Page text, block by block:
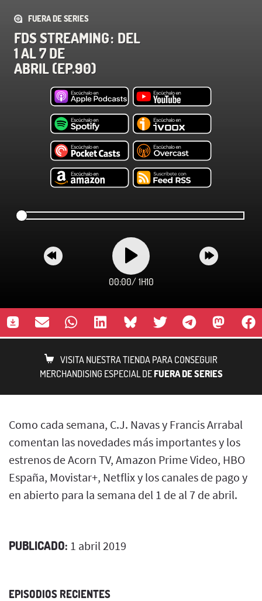
FUERA DE SERIES
FDS STREAMING : DEL
1 AL 7 DE
ABRIL (EP.90)
00:00/ 1H10
VISITA NUESTRA TIENDA PARA CONSEGUIR
MERCHANDISING ESPECIAL DEFUERA DE SERIES
Como cada semana, C.J. Navas y Francis Arrabal
comentan las novedades más importantes y los
estrenos de Acorn TV, Amazon Prime Video, HBO
España, Movistar+, Netflix y los canales de pago y
en abierto para la semana del 1 de al 7 de abril.
PUBLICADO: 1 abril 2019
EPISODIOS RECIENTES